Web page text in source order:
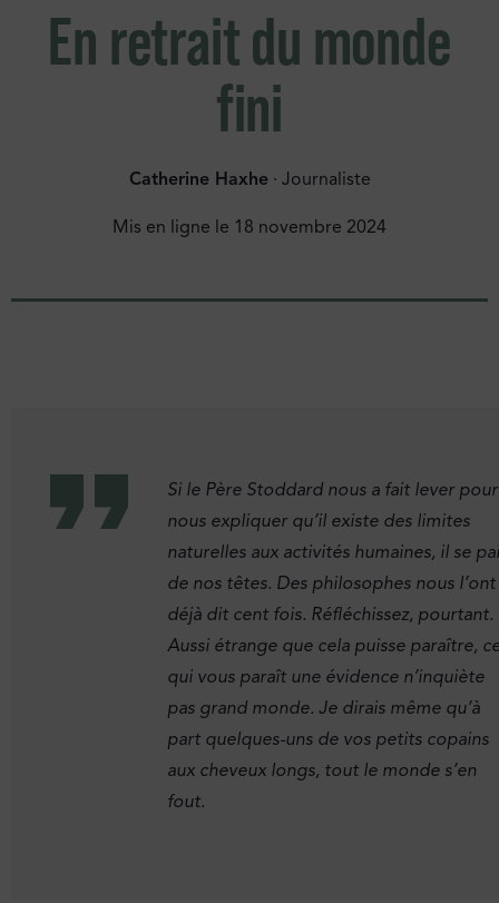
En retrait du monde
fini
Catherine Haxhe· Journaliste
Mis en ligne le 18 novembre 2024
Si le Père Stoddard nous a fait lever pour
nous expliquer qu’il existe des limites
naturelles aux activités humaines, il se
de nos têtes. Des philosophes nous l’ont
déjà dit cent fois. Réfléchissez, pourtant.
Aussi étrange que cela puisse paraître,
qui vous paraît une évidence n’inquiète
pas grand monde. Je dirais même qu’à
part quelques-uns de vos petits copains
aux cheveux longs, tout le monde s’en
fout.